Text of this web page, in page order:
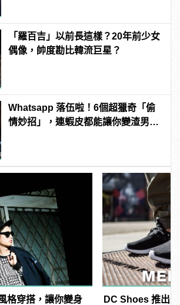
「羅百吉」以前長這樣？20年前少女
偶像，帥度勘比韓流巨星？
Whatsapp 落伍啦！6個超獵奇「偷
情妙招」，連蝦皮都能讓你變渣男？
格穿搭，讓你變身
DC Shoes 推出